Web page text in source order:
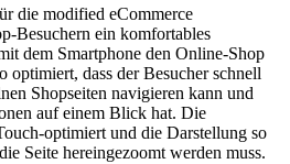
die modified eCommerce
Besuchern ein komfortables
dem Smartphone den Online-Shop
optimiert, dass der Besucher schnell
Shopseiten navigieren kann und
auf einem Blick hat. Die
optimiert und die Darstellung so
Seite hereingezoomt werden muss.